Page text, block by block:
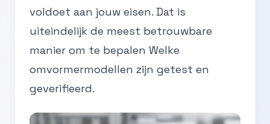
voldoet aan jouw eisen. Dat is
uiteindelijk de meest betrouwbare
manier om te bepalen Welke
omvormermodellen zijn getest en
geverifieerd.